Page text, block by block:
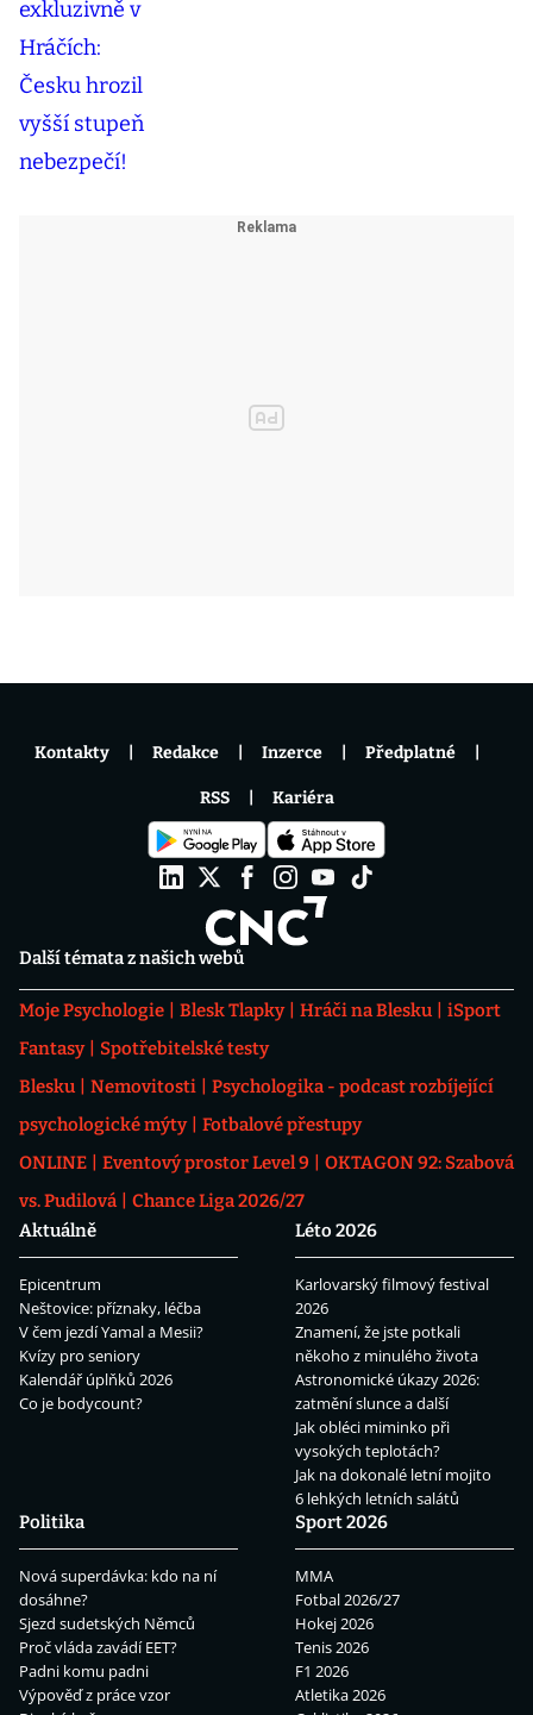
Další témata z našich webů
Moje Psychologie Blesk Tlapky Hráči na Blesku
iSport
Fantasy
Spotřebitelské testy
Blesku
Nemovitosti
Psychologika - podcast rozbíjející
psychologické mýty
Fotbalové přestupy
ONLINE
Eventový prostor Level 9
OKTAGON 92: Szabová
vs. Pudilová
Chance Liga 2026/27
Aktuálně
Epicentrum
Neštovice: příznaky, léčba
V čem jezdí Yamal a Mesii?
Kvízy pro seniory
Kalendář úplňků 2026
Co je bodycount?
Léto 2026
Karlovarský filmový festival
2026
Znamení, že jste potkali
někoho z minulého života
Astronomické úkazy 2026:
zatmění slunce a další
Jak obléci miminko při
vysokých teplotách?
Jak na dokonalé letní mojito
6 lehkých letních salátů
Politika
Nová superdávka: kdo na ní
dosáhne?
Sjezd sudetských Němců
Proč vláda zavádí EET?
Padni komu padni
Výpověď z práce vzor
Sport 2026
MMA
Fotbal 2026/27
Hokej 2026
Tenis 2026
F1 2026
Atletika 2026
Kontakty Redakce Inzerce Předplatné
RSS Kariéra